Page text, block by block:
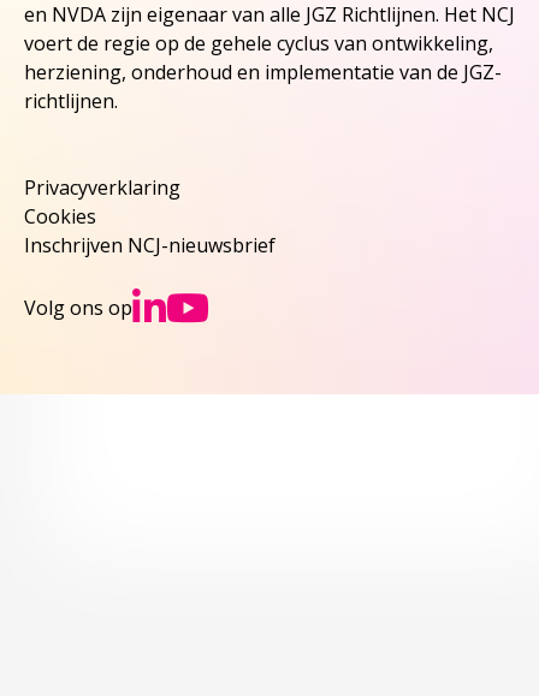
en NVDA zijn eigenaar van alle JGZ Richtlijnen. Het NCJ
voert de regie op de gehele cyclus van ontwikkeling,
herziening, onderhoud en implementatie van de JGZ-
richtlijnen.
Privacyverklaring
Cookies
Inschrijven NCJ-nieuwsbrief
Volg ons op Ga naar NCJs